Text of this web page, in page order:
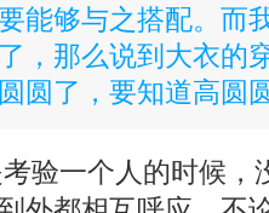
能够与之搭配。而
，那么说到大衣的
圆了，要知道高圆
验一个人的时候，